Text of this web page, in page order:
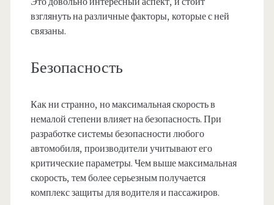
взглянуть на различные факторы, которые с ней
связаны.
Безопасность
Как ни странно, но максимальная скорость в
немалой степени влияет на безопасность. При
разработке системы безопасности любого
автомобиля, производители учитывают его
критические параметры. Чем выше максимальная
скорость, тем более серьезным получается
комплекс защиты для водителя и пассажиров.